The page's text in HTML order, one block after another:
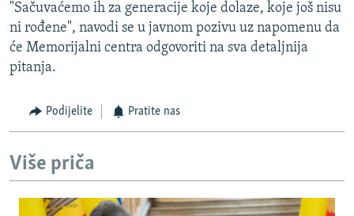
"Sačuvaćemo ih za generacije koje dolaze, koje još nisu
ni rođene", navodi se u javnom pozivu uz napomenu da
će Memorijalni centra odgovoriti na sva detaljnija
pitanja.
Podijelite Pratite nas
Više priča